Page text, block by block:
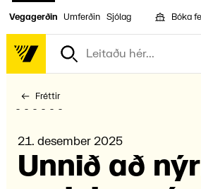
Vegagerðin Umferðin Sjólag Bóka
Fréttir
21. desember 2025
Unnið að